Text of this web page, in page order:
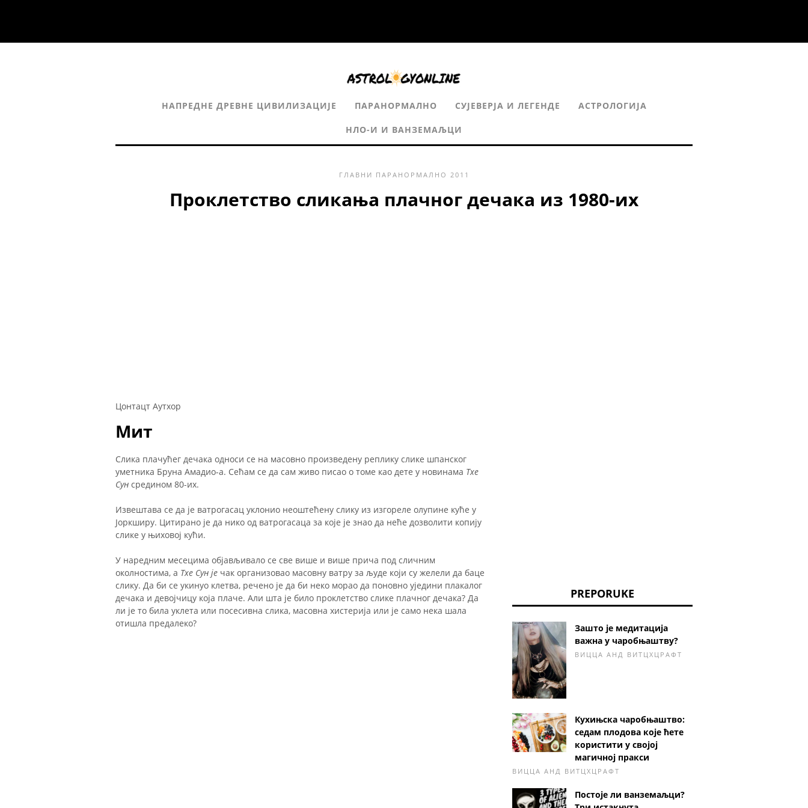
НАПРЕДНЕ ДРЕВНЕ ЦИВИЛИЗАЦИЈЕ ПАРАНОРМАЛНО СУЈЕВЕРЈА И ЛЕГЕНДЕ АСТРОЛОГИЈА
НЛО-И И ВАНЗЕМАЉЦИ
ГЛАВНИ ПАРАНОРМАЛНО 2011
Проклетство сликања плачног дечака из 1980-их
Цонтацт Аутхор
Мит
Слика плачућег дечака односи се на масовно произведену реплику слике шпанског
уметника Бруна Амадио-а. Сећам се да сам живо писао о томе као дете у новинама Тхе
Сун средином 80-их.
Извештава се да је ватрогасац уклонио неоштећену слику из изгореле олупине куће у
Јоркширу. Цитирано је да нико од ватрогасаца за које је знао да неће дозволити копију
слике у њиховој кући.
У наредним месецима објављивало се све више и више прича под сличним
околностима, а Тхе Сун је чак организовао масовну ватру за људе који су желели да баце
слику. Да би се укинуо клетва, речено је да би неко морао да поновно уједини плакалог
дечака и девојчицу која плаче. Али шта је било проклетство слике плачног дечака? Да
ли је то била уклета или посесивна слика, масовна хистерија или је само нека шала
отишла предалеко?
PREPORUKE
Зашто је медитација
важна у чаробњаштву?
ВИЦЦА АНД ВИТЦХЦРАФТ
Кухињска чаробњаштво:
седам плодова које ћете
користити у својој
магичној пракси
ВИЦЦА АНД ВИТЦХЦРАФТ
Постоје ли ванземаљци?